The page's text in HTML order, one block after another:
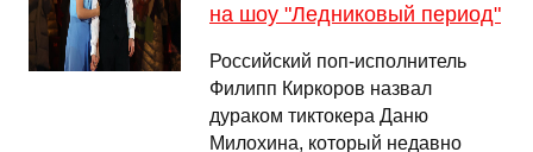
на шоу "Ледниковый период"
Российский поп-исполнитель
Филипп Киркоров назвал
дураком тиктокера Даню
Милохина, который недавно